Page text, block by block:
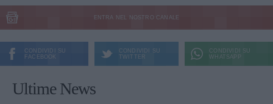
ENTRA NEL NOSTRO CANALE
CONDIVIDI SU
FACEBOOK
CONDIVIDI SU
TWITTER
CONDIVIDI SU
WHATSAPP
Ultime News